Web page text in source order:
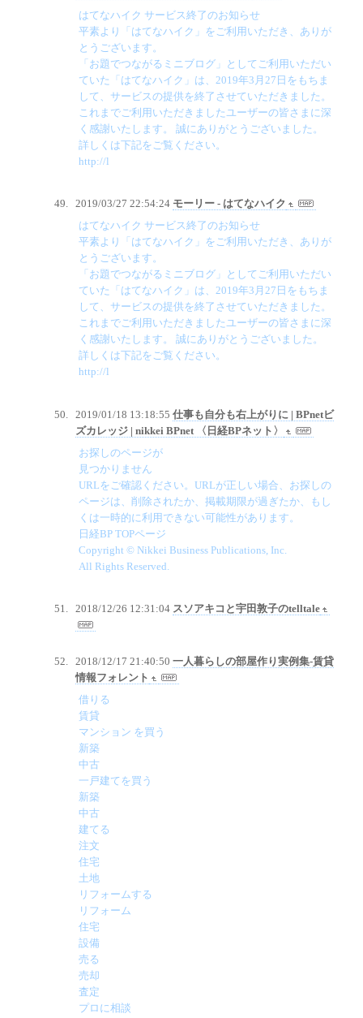
はてなハイク サービス終了のお知らせ
平素より「はてなハイク」をご利用いただき、ありが
とうございます。
「お題でつながるミニブログ」としてご利用いただい
ていた「はてなハイク」は、2019年3月27日をもちま
して、サービスの提供を終了させていただきました。
これまでご利用いただきましたユーザーの皆さまに深
く感謝いたします。 誠にありがとうございました。
詳しくは下記をご覧ください。
http://l
2019/03/27 22:54:24 モーリー - はてなハイク
はてなハイク サービス終了のお知らせ
平素より「はてなハイク」をご利用いただき、ありが
とうございます。
「お題でつながるミニブログ」としてご利用いただい
ていた「はてなハイク」は、2019年3月27日をもちま
して、サービスの提供を終了させていただきました。
これまでご利用いただきましたユーザーの皆さまに深
く感謝いたします。 誠にありがとうございました。
詳しくは下記をご覧ください。
http://l
2019/01/18 13:18:55 仕事も自分も右上がりに | BPnetビ
ズカレッジ | nikkei BPnet 〈日経BPネット〉
お探しのページが
見つかりません
URLをご確認ください。URLが正しい場合、お探しの
ページは、削除されたか、掲載期限が過ぎたか、もし
くは一時的に利用できない可能性があります。
日経BP TOPページ
Copyright © Nikkei Business Publications, Inc.
All Rights Reserved.
2018/12/26 12:31:04 スソアキコと宇田敦子のtelltale
2018/12/17 21:40:50 一人暮らしの部屋作り実例集-賃貸
情報フォレント
借りる
賃貸
マンション を買う
新築
中古
一戸建てを買う
新築
中古
建てる
注文
住宅
土地
リフォームする
リフォーム
住宅
設備
売る
売却
査定
プロに相談